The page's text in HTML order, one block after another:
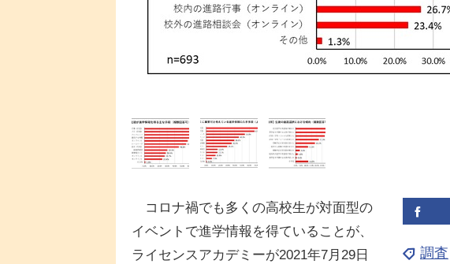
調査
コロナ禍でも多くの高校生が対面型の
イベントで進学情報を得ていることが、
ライセンスアカデミーが2021年7月29日